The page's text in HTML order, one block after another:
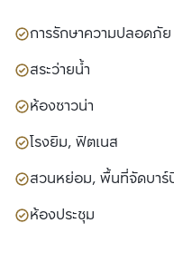
การรักษาความปลอดภัย
สระว่ายน้ำ
ห้องซาวน่า
โรงยิม, ฟิตเนส
สวนหย่อม, พื้นที่จัดบาร์
ห้องประชุม